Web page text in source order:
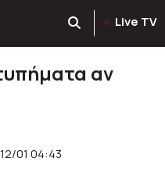
Live TV
αν
12/01 04:43